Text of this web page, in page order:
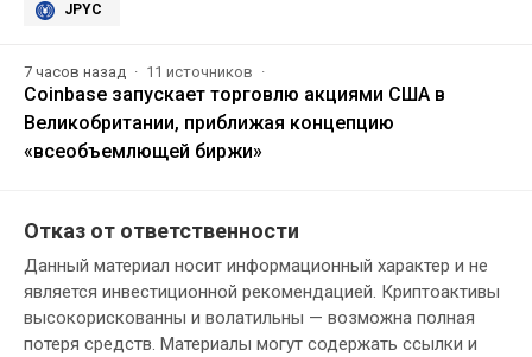
JPYC
7 часов назад 11 источников
Coinbase запускает торговлю акциями США в
Великобритании, приближая концепцию
«всеобъемлющей биржи»
Отказ от ответственности
Данный материал носит информационный характер и не
является инвестиционной рекомендацией. Криптоактивы
высокорискованны и волатильны — возможна полная
потеря средств. Материалы могут содержать ссылки и